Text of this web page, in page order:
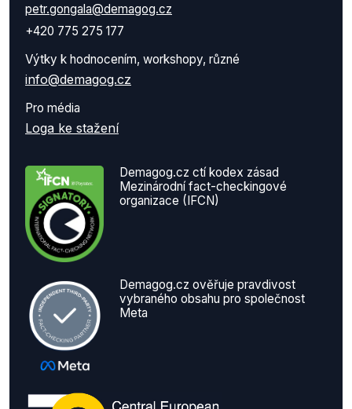
petr.gongala@demagog.cz
+420 775 275 177
Výtky k hodnocením, workshopy, různé
info@demagog.cz
Pro média
Loga ke stažení
Demagog.cz ctí kodex zásad
Mezinárodní fact-checkingové
organizace (IFCN)
Demagog.cz ověřuje pravdivost
vybraného obsahu pro společnost
Meta